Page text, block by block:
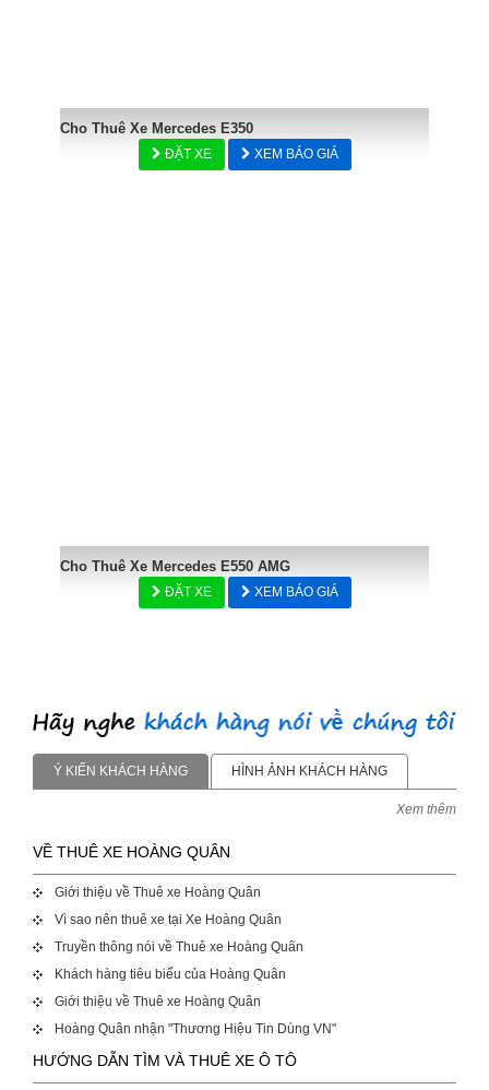
Cho Thuê Xe Mercedes E350
ĐẶT XE XEM BÁO GIÁ
Cho Thuê Xe Mercedes E550 AMG
ĐẶT XE XEM BÁO GIÁ
Ý KIẾN KHÁCH HÀNG HÌNH ẢNH KHÁCH HÀNG
Xem thêm
VỀ THUÊ XE HOÀNG QUÂN
Giới thiệu về Thuê xe Hoàng Quân
Vì sao nên thuê xe tại Xe Hoàng Quân
Truyền thông nói về Thuê xe Hoàng Quân
Khách hàng tiêu biểu của Hoàng Quân
Giới thiệu về Thuê xe Hoàng Quân
Hoàng Quân nhận "Thương Hiệu Tin Dùng VN"
HƯỚNG DẪN TÌM VÀ THUÊ XE Ô TÔ